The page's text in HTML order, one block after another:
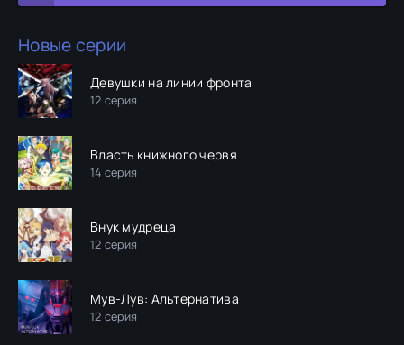
Новые серии
Девушки на линии фронта
12 серия
Власть книжного червя
14 серия
Внук мудреца
12 серия
Мув-Лув: Альтернатива
12 серия